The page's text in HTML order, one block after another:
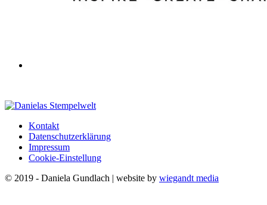
Kontakt
Datenschutzerklärung
Impressum
Cookie-Einstellung
© 2019 - Daniela Gundlach | website by wiegandt media